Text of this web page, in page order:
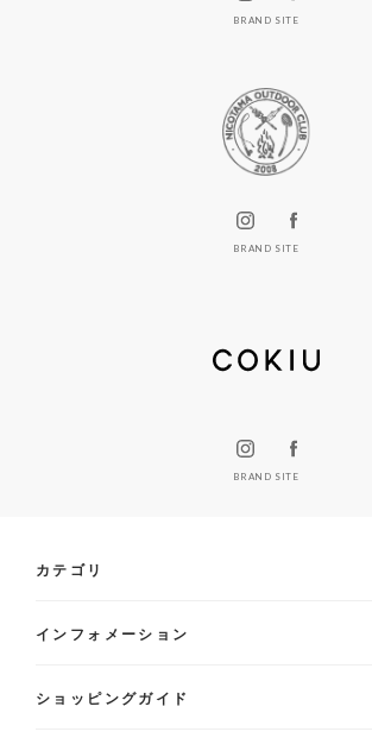
BRAND SITE
BRAND SITE
BRAND SITE
カテゴリ
インフォメーション
ショッピングガイド